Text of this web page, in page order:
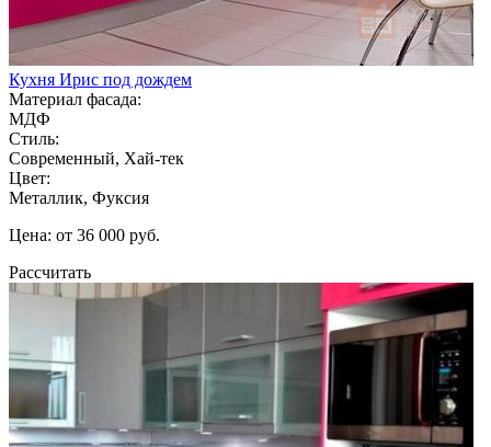
Кухня Ирис под дождем
Материал фасада:
МДФ
Стиль:
Современный, Хай-тек
Цвет:
Металлик, Фуксия
Цена: от 36 000 руб.
Рассчитать